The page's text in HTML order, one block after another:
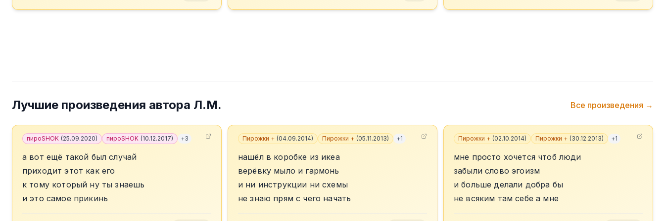
Лучшие произведения автора Л.М. Все произведения →
пироSHOK (25.09.2020) пироSHOK (10.12.2017) +3
а вот ещё такой был случай
приходит этот как его
к тому который ну ты знаешь
и это самое прикинь
Пирожки + (04.09.2014) Пирожки + (05.11.2013) +1
нашёл в коробке из икеа
верёвку мыло и гармонь
и ни инструкции ни схемы
не знаю прям с чего начать
Пирожки + (02.10.2014) Пирожки + (30.12.2013) +1
мне просто хочется чтоб люди
забыли слово эгоизм
и больше делали добра бы
не всяким там себе а мне